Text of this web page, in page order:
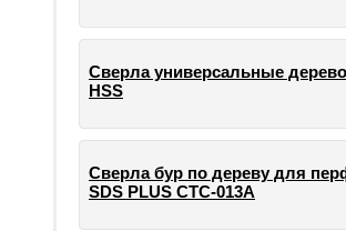
Сверла универсальные
HSS
Cверла бур по дереву для
SDS PLUS СТС-013А